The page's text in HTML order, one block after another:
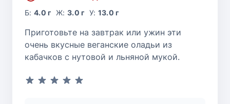
Б:4.0 г Ж: 3.0 г У: 13.0 г
Приготовьте на завтрак или ужин эти
очень вкусные веганские оладьи из
кабачков с нутовой и льняной мукой.